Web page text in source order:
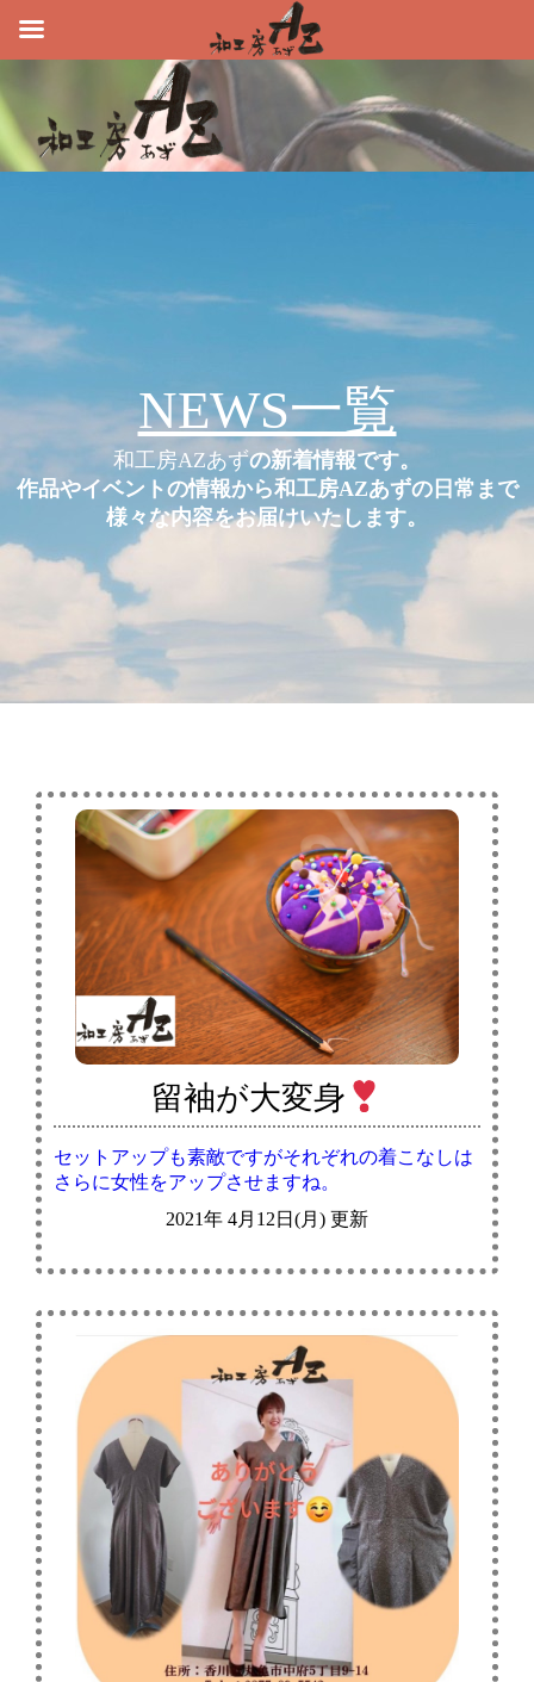
NEWS一覧
和工房AZあずの新着情報です。
作品やイベントの情報から和工房AZあずの日常まで
様々な内容をお届けいたします。
留袖が大変身
セットアップも素敵ですがそれぞれの着こなしは
さらに女性をアップさせますね。
2021年 4月12日(月) 更新